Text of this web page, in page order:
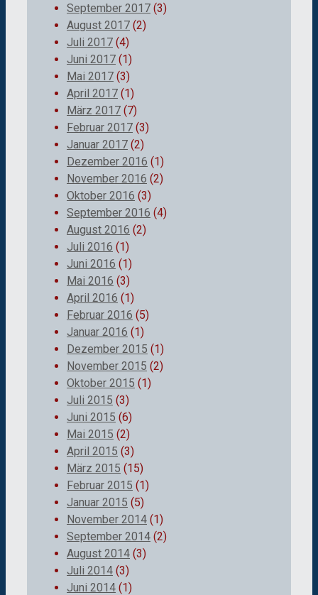
September 2017 (3)
August 2017 (2)
Juli 2017 (4)
Juni 2017 (1)
Mai 2017 (3)
April 2017 (1)
März 2017 (7)
Februar 2017 (3)
Januar 2017 (2)
Dezember 2016 (1)
November 2016 (2)
Oktober 2016 (3)
September 2016 (4)
August 2016 (2)
Juli 2016 (1)
Juni 2016 (1)
Mai 2016 (3)
April 2016 (1)
Februar 2016 (5)
Januar 2016 (1)
Dezember 2015 (1)
November 2015 (2)
Oktober 2015 (1)
Juli 2015 (3)
Juni 2015 (6)
Mai 2015 (2)
April 2015 (3)
März 2015 (15)
Februar 2015 (1)
Januar 2015 (5)
November 2014 (1)
September 2014 (2)
August 2014 (3)
Juli 2014 (3)
Juni 2014 (1)